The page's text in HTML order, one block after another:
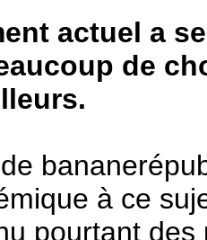
actuel a
de
à ce
pourtant